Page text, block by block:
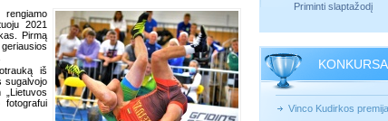
2021
Pirmą
iš
sugalvojo
Priminti slaptažodį
Vinco Kudirkos premija